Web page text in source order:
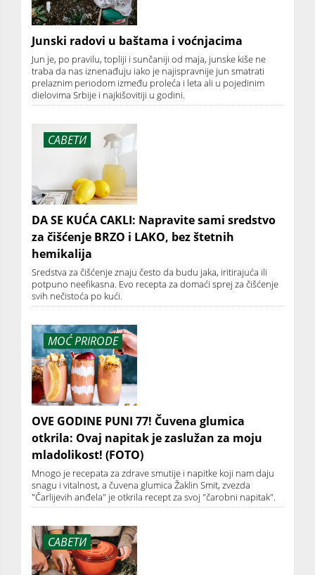
Junski radovi u baštama i voćnjacima
Jun je, po pravilu, topliji i sunčaniji od maja, junske kiše ne
traba da nas iznenađuju iako je najispravnije jun smatrati
prelaznim periodom između proleća i leta ali u pojedinim
dielovima Srbije i najkišovitiji u godini.
САВЕТИ
DA SE KUĆA CAKLI: Napravite sami sredstvo
za čišćenje BRZO i LAKO, bez štetnih
hemikalija
Sredstva za čišćenje znaju često da budu jaka, iritirajuća ili
potpuno neefikasna. Evo recepta za domaći sprej za čišćenje
svih nečistoća po kući.
MOĆ PRIRODE
OVE GODINE PUNI 77! Čuvena glumica
otkrila: Ovaj napitak je zaslužan za moju
mladolikost! (FOTO)
Mnogo je recepata za zdrave smutije i napitke koji nam daju
snagu i vitalnost, a čuvena glumica Žaklin Smit, zvezda
"Čarlijevih anđela" je otkrila recept za svoj "čarobni napitak".
САВЕТИ